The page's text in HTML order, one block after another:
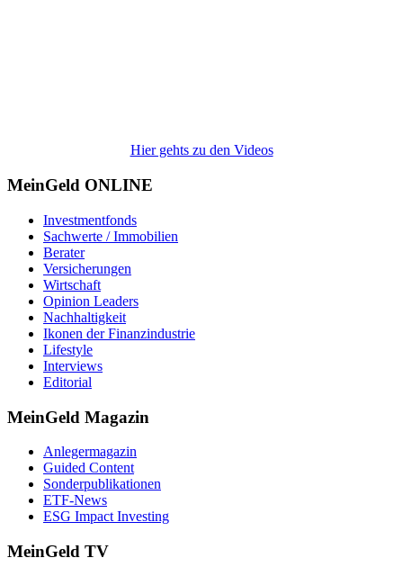
Hier gehts zu den Videos
MeinGeld ONLINE
Investmentfonds
Sachwerte / Immobilien
Berater
Versicherungen
Wirtschaft
Opinion Leaders
Nachhaltigkeit
Ikonen der Finanzindustrie
Lifestyle
Interviews
Editorial
MeinGeld Magazin
Anlegermagazin
Guided Content
Sonderpublikationen
ETF-News
ESG Impact Investing
MeinGeld TV